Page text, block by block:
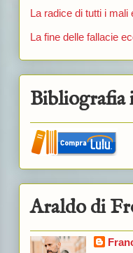
La radice di tutti i mali
La fine delle fallacie
Bibliografia
Araldo di